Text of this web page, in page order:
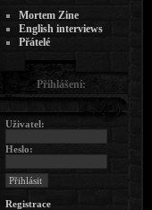
Mortem Zine
English interviews
Přátelé
Přihlášení:
Uživatel:
Heslo:
Registrace